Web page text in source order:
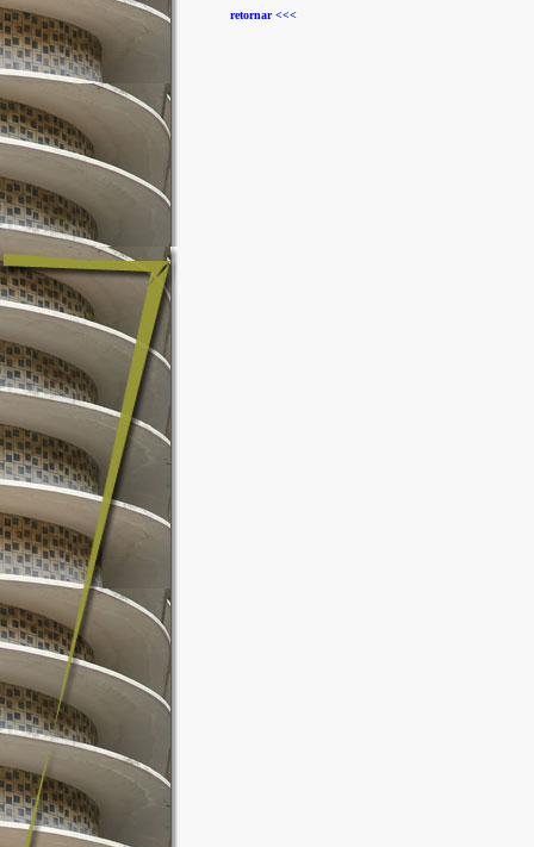
retornar <<<